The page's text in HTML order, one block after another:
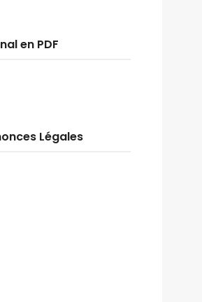
en PDF
Légales